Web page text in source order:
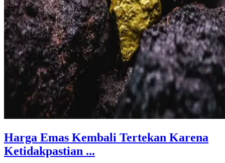
Harga Emas Kembali Tertekan Karena
Ketidakpastian ...